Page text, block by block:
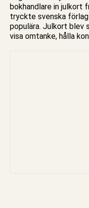
bokhandlare in julkort
tryckte svenska
populära. Julkort
visa omtanke, hålla